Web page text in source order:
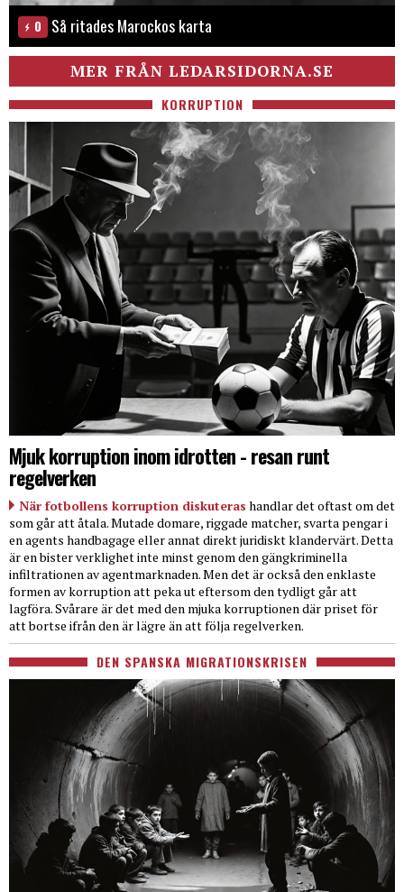
0 Så ritades Marockos karta
MER FRÅN LEDARSIDORNA.SE
KORRUPTION
Mjuk korruption inom idrotten - resan runt
regelverken
När fotbollens korruption diskuteras handlar det oftast om det
som går att åtala. Mutade domare, riggade matcher, svarta pengar i
en agents handbagage eller annat direkt juridiskt klandervärt. Detta
är en bister verklighet inte minst genom den gängkriminella
infiltrationen av agentmarknaden. Men det är också den enklaste
formen av korruption att peka ut eftersom den tydligt går att
lagföra. Svårare är det med den mjuka korruptionen där priset för
att bortse ifrån den är lägre än att följa regelverken.
DEN SPANSKA MIGRATIONSKRISEN